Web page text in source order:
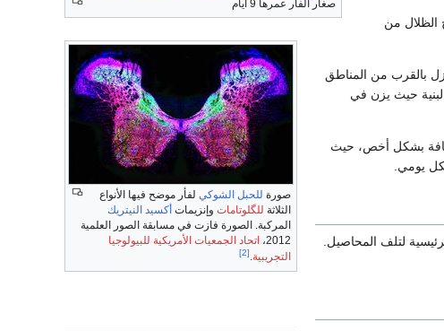
صغار الفأر عمرها 9 أيام
صورة للحبل الشوكي لفأر موضح فيها الأنواع
الثلاثة للگلوتامات وإنزيمات أكسيد النيتريك
المركبة. الصورة فازت في مسابقة الصور العلمية
2012،
اتحاد الجمعيات الأمريكية للبيولوجيا
التجريبية.
[2]
الظلال من
بالقرب من المناطق
حيث يزن في
بشكل أخص، حيث
يومي.
لتلف المحاصيل.